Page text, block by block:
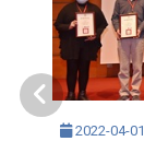
2022-04-01